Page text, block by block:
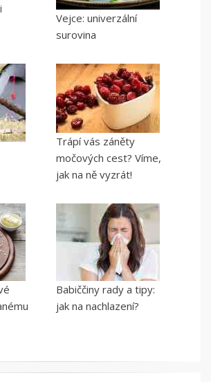
Vejce: univerzální
surovina
Trápí vás záněty
močových cest? Víme,
jak na ně vyzrát!
Babiččiny rady a tipy:
jak na nachlazení?